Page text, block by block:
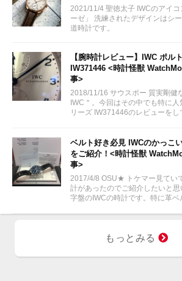
2021/11/4 聖徳太子 IWCのアイ
ーゼ」 洗練されたデザインはシ
道時計です。
【腕時計レビュー】IWC ポル
IW371446 <時計怪獣
事>
2018/11/16 サウスポー 質実剛健
IWC＂。今回はその中でも特に
リーズ IW371446のレビューをし
ベルト好き必見 IWCのかっこ
をご紹介！<時計怪獣
事>
2017/4/8 OSU★ トケマー見てい
計があったのでご紹介したいと
字盤のIWCの時計です。特に革
もっとみる